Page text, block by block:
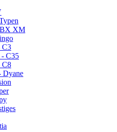
XM
C3
C35
C8
Dyane